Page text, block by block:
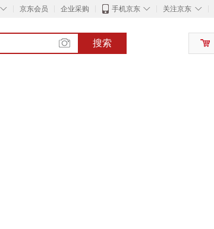
◇ 京东会员 企业采购 ◇
手机京东 ◇
关注京东
搜索